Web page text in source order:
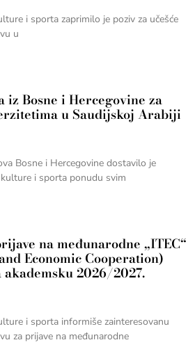
i sporta zaprimilo je poziv za učešće
u
iz Bosne i Hercegovine za
u Saudijskoj Arabiji
Bosne i Hercegovine dostavilo je
i sporta ponudu svim
na međunarodne „ITEC“
Economic Cooperation)
2026/2027.
i sporta informiše zainteresovanu
za prijave na međunarodne